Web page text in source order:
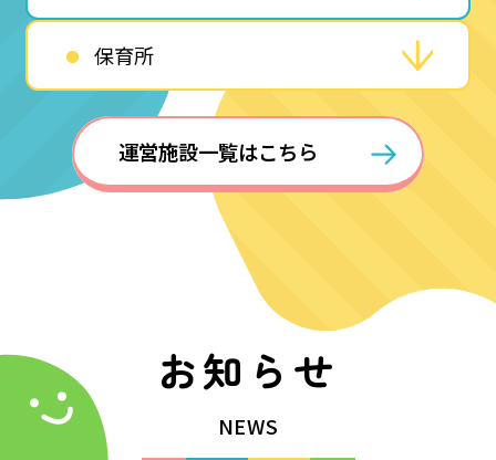
保育所
運営施設一覧はこちら
お知らせ
NEWS